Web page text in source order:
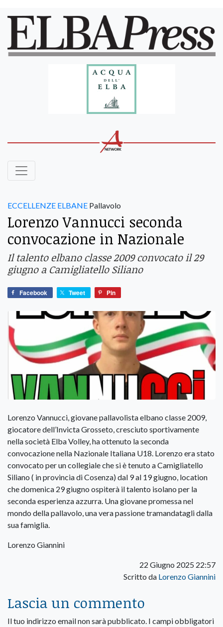
ECCELLENZE ELBANE Pallavolo
Lorenzo Vannucci seconda
convocazione in Nazionale
Il talento elbano classe 2009 convocato il 29
giugno a Camigliatello Siliano
Facebook Tweet Pin
Lorenzo Vannucci, giovane pallavolista elbano classe 2009,
giocatore dell’Invicta Grosseto, cresciuto sportivamente
nella società Elba Volley, ha ottenuto la seconda
convocazione nella Nazionale Italiana U18. Lorenzo era stato
convocato per un collegiale che si è tenuto a Camigliatello
Siliano ( in provincia di Cosenza) dal 9 al 19 giugno, location
che domenica 29 giugno ospiterà il talento isolano per la
seconda esperienza azzurra. Una giovane promessa nel
mondo della pallavolo, una vera passione tramandatagli dalla
sua famiglia.
Lorenzo Giannini
22 Giugno 2025 22:57
Scritto da Lorenzo Giannini
Lascia un commento
Il tuo indirizzo email non sarà pubblicato. I campi obbligatori